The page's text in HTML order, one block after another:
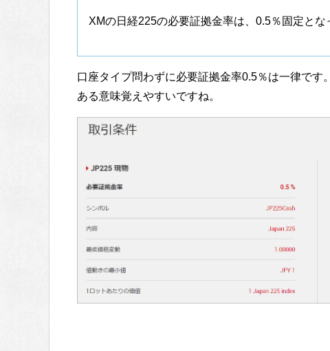
XMの日経225の必要証拠金率は、0.5％固定とな
口座タイプ問わずに必要証拠金率0.5％は一律です。
ある意味覚えやすいですね。